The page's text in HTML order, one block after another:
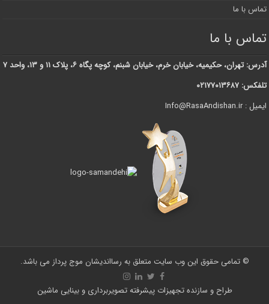
تماس با ما
تماس با ما
آدرس: تهران، حکیمیه، خیابان خرم، خیابان شبنم، کوچه پگاه ۶، پلاک ۱۱ و ۱۳، واحد ۷
تلفکس: ۰۲۱۷۷۰۱۳۶۸۷
ایمیل : Info@RasaAndishan.ir
© تمامی حقوق این وب سایت متعلق به رسااندیشان موج پرداز می باشد.
طراح و سازنده تجهیزات پیشرفته تصویربرداری و بینایی ماشین